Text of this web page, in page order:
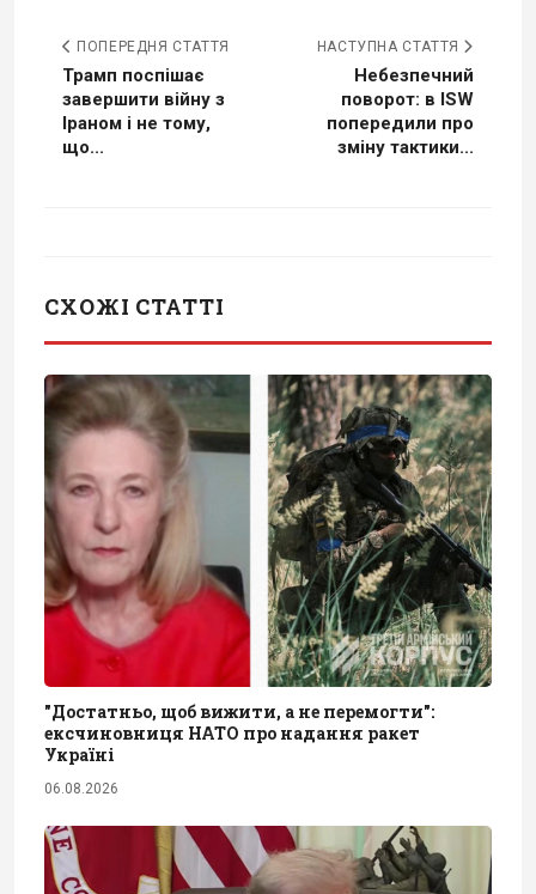
ПОПЕРЕДНЯ СТАТТЯ
Трамп поспішає
завершити війну з
Іраном і не тому,
що...
НАСТУПНА СТАТТЯ
Небезпечний
поворот: в ISW
попередили про
зміну тактики...
СХОЖІ СТАТТІ
"Достатньо, щоб вижити, а не перемогти":
ексчиновниця НАТО про надання ракет
Україні
06.08.2026